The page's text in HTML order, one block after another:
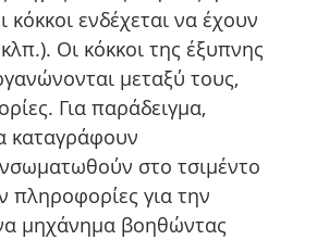
ενδέχεται να έχουν
Οι κόκκοι της έξυπνης
μεταξύ τους,
Για παράδειγμα,
καταγράφουν
στο τσιμέντο
πληροφορίες για την
μηχάνημα βοηθώντας